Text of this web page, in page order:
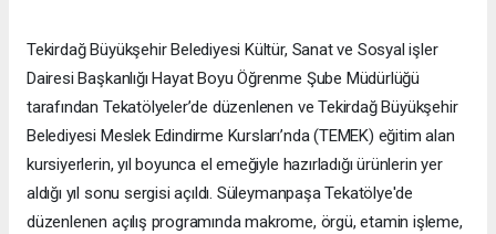
Tekirdağ Büyükşehir Belediyesi Kültür, Sanat ve Sosyal işler
Dairesi Başkanlığı Hayat Boyu Öğrenme Şube Müdürlüğü
tarafından Tekatölyeler’de düzenlenen ve Tekirdağ Büyükşehir
Belediyesi Meslek Edindirme Kursları’nda (TEMEK) eğitim alan
kursiyerlerin, yıl boyunca el emeğiyle hazırladığı ürünlerin yer
aldığı yıl sonu sergisi açıldı. Süleymanpaşa Tekatölye'de
düzenlenen açılış programında makrome, örgü, etamin işleme,